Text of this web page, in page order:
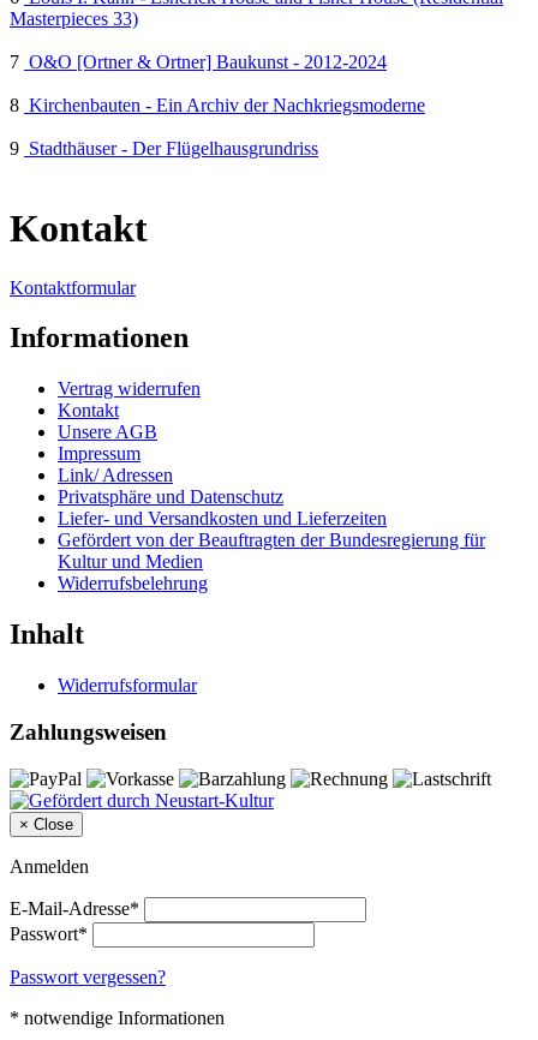
Masterpieces 33)
7 O&O [Ortner & Ortner] Baukunst - 2012-2024
8 Kirchenbauten - Ein Archiv der Nachkriegsmoderne
9 Stadthäuser - Der Flügelhausgrundriss
Kontakt
Kontaktformular
Informationen
Vertrag widerrufen
Kontakt
Unsere AGB
Impressum
Link/ Adressen
Privatsphäre und Datenschutz
Liefer- und Versandkosten und Lieferzeiten
Gefördert von der Beauftragten der Bundesregierung für
Kultur und Medien
Widerrufsbelehrung
Inhalt
Widerrufsformular
Zahlungsweisen
× Close
Anmelden
E-Mail-Adresse*
Passwort*
Passwort vergessen?
* notwendige Informationen